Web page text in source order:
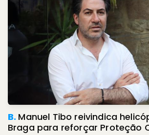
B. Manuel Tibo reivindica
Braga para reforçar Proteção